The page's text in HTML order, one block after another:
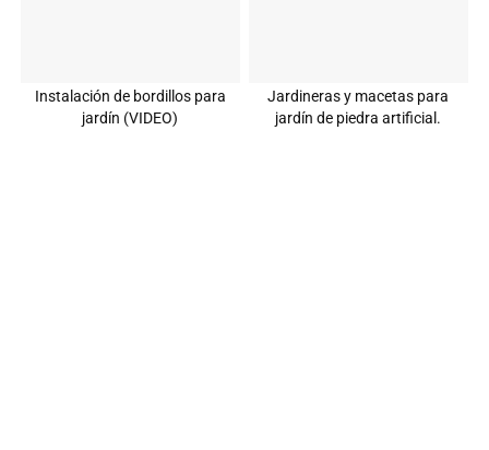
Instalación de bordillos para
jardín (VIDEO)
Jardineras y macetas para
jardín de piedra artificial.